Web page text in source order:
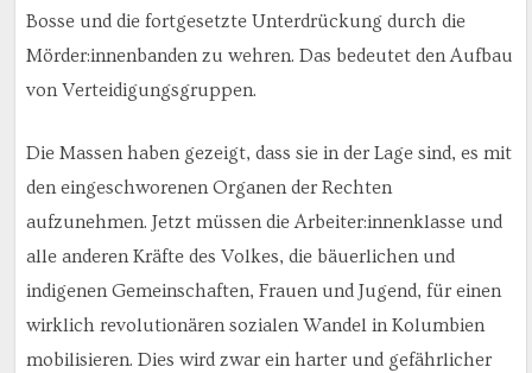
Bosse und die fortgesetzte Unterdrückung durch die
Mörder:innenbanden zu wehren. Das bedeutet den Aufbau
von Verteidigungsgruppen.
Die Massen haben gezeigt, dass sie in der Lage sind, es mit
den eingeschworenen Organen der Rechten
aufzunehmen. Jetzt müssen die Arbeiter:innenklasse und
alle anderen Kräfte des Volkes, die bäuerlichen und
indigenen Gemeinschaften, Frauen und Jugend, für einen
wirklich revolutionären sozialen Wandel in Kolumbien
mobilisieren. Dies wird zwar ein harter und gefährlicher